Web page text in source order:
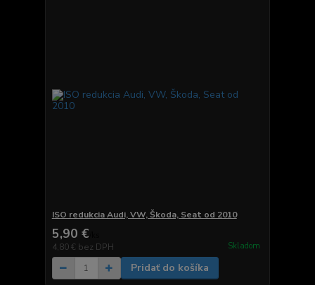
ISO redukcia Audi, VW, Škoda, Seat od 2010
5,90 €
4,80 € bez DPH Skladom
Pridať do košíka